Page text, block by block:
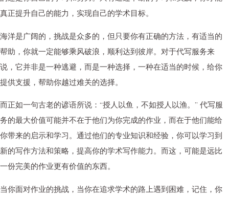
真正提升自己的能力，实现自己的学术目标。
海洋是广阔的，挑战是众多的，但只要你有正确的方法，有适当的
帮助，你就一定能够乘风破浪，顺利达到彼岸。对于代写服务来
说，它并非是一种逃避，而是一种选择，一种在适当的时候，给你
提供支援，帮助你越过难关的选择。
而正如一句古老的谚语所说：“授人以鱼，不如授人以渔。” 代写服
务的最大价值可能并不在于他们为你完成的作业，而在于他们能给
你带来的启示和学习。通过他们的专业知识和经验，你可以学习到
新的写作方法和策略，提高你的学术写作能力。而这，可能是远比
一份完美的作业更有价值的东西。
当你面对作业的挑战，当你在追求学术的路上遇到困难，记住，你